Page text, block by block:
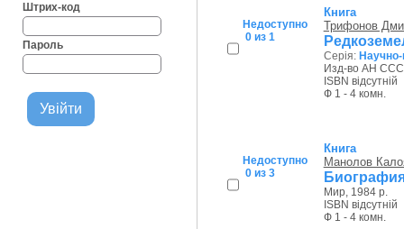
Штрих-код
Пароль
Недоступно
0 из 1
Книга
Трифонов
Серія:
Изд-во АН
ISBN відсутній
Ф 1 - 4 комн.
Недоступно
0 из 3
Книга
Манолов
Мир, 1984 р.
ISBN відсутній
Ф 1 - 4 комн.